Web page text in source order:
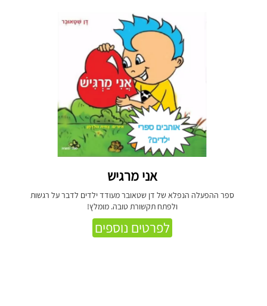
אני מרגיש
ספר ההפעלה הנפלא של דן שטאובר מעודד ילדים לדבר על רגשות
ולפתח תקשורת טובה. מומלץ!
לפרטים נוספים